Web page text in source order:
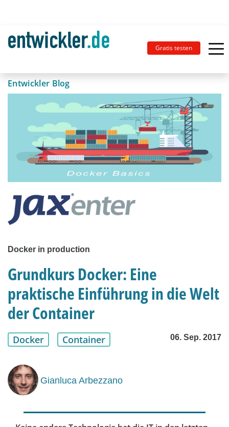
Gratis testen
Entwickler Blog
Docker in production
Grundkurs Docker: Eine
praktische Einführung in die Welt
der Container
Docker Container 06. Sep. 2017
Gianluca Arbezzano